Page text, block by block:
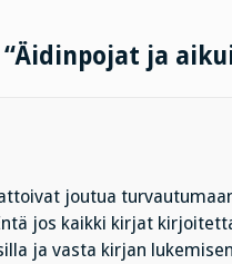
“Äidinpojat ja
joutua
jos kaikki kirjat
ja vasta kirjan